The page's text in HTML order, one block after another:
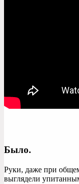
Было.
Руки, даже при
выглядели